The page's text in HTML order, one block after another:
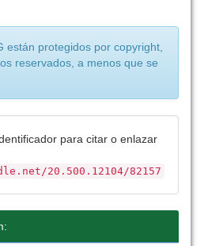
están protegidos por copyright,
reservados, a menos que se
para citar o enlazar
20.500.12104/82157